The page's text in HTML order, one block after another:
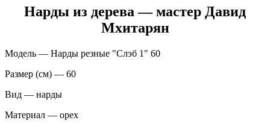
Нарды из дерева — мастер Давид
Мхитарян
Модель — Нарды резные "Слэб 1" 60
Размер (см) — 60
Вид — нарды
Материал — орех